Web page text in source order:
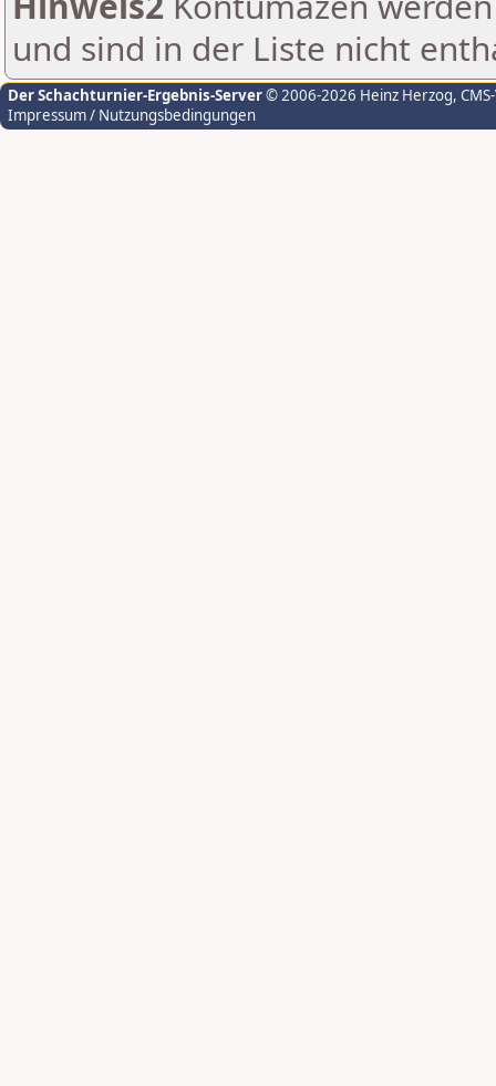
und sind in der Liste nicht
Der Schachturnier-Ergebnis-Server© 2006-2026 Heinz Herzog,
Impressum / Nutzungsbedingungen